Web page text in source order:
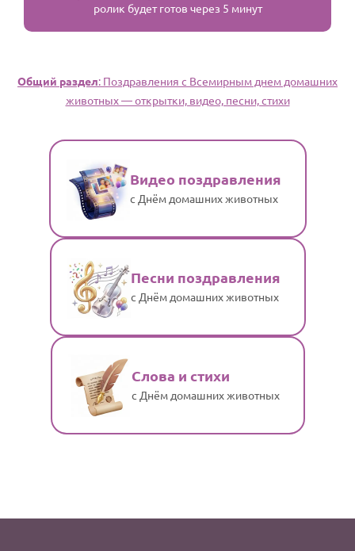
ролик будет готов через 5 минут
Общий раздел: Поздравления с Всемирным днем домашних
животных — открытки, видео, песни, стихи
Видео поздравления
с Днём домашних животных
Песни поздравления
с Днём домашних животных
Слова и стихи
с Днём домашних животных